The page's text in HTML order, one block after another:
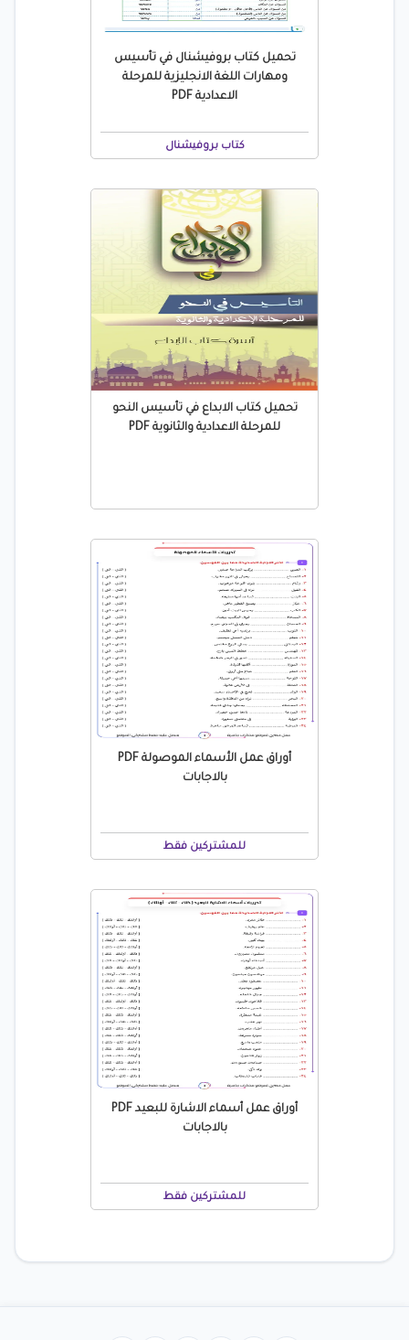
تحميل كتاب بروفيشنال في تأسيس
ومهارات اللغة الانجليزية للمرحلة
الاعدادية PDF
كتاب بروفيشنال
تحميل كتاب الابداع في تأسيس النحو
للمرحلة الاعدادية والثانوية PDF
أوراق عمل الأسماء الموصولة PDF
بالاجابات
للمشتركين فقط
أوراق عمل أسماء الاشارة للبعيد PDF
بالاجابات
للمشتركين فقط